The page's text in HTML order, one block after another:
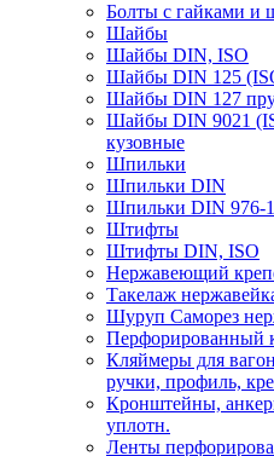
Болты с гайками и
Шайбы
Шайбы DIN, ISO
Шайбы DIN 125
Шайбы DIN 127
Шайбы DIN 9021
кузовные
Шпильки
Шпильки DIN
Шпильки DIN 976-
Штифты
Штифты DIN, ISO
Нержавеющий
Такелаж
Шуруп Саморез
Перфорированный
Кляймеры для
ручки, профиль,
Кронштейны,
уплотн.
Ленты